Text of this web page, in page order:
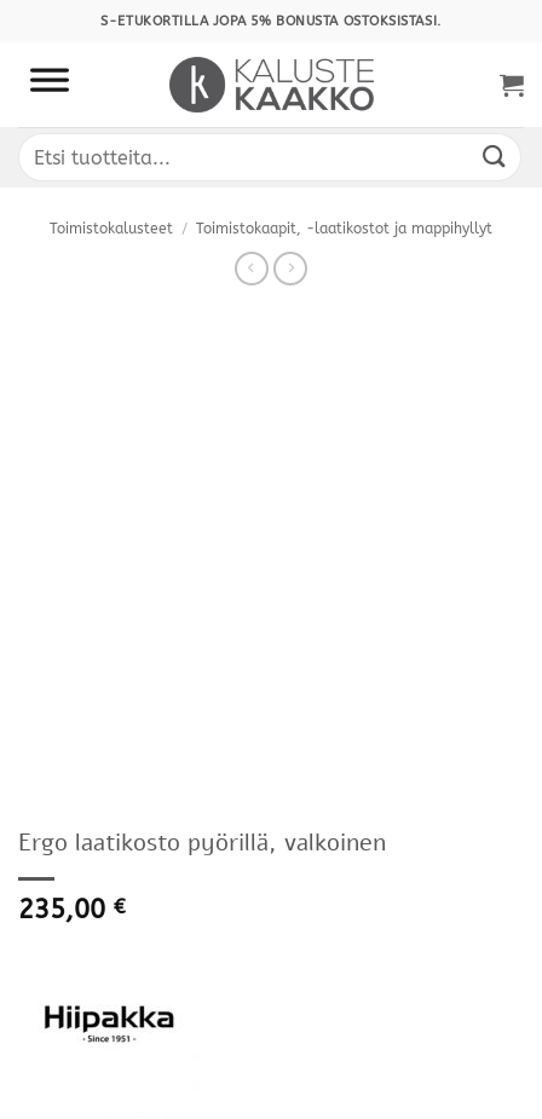
content
S-ETUKORTILLA JOPA 5% BONUSTA OSTOKSISTASI.
Etsi:
Toimistokalusteet / Toimistokaapit, -laatikostot ja mappihyllyt
Ergo laatikosto pyörillä, valkoinen
235,00 €